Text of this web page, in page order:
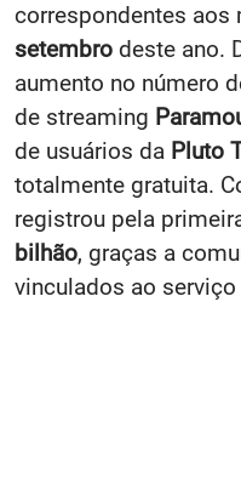
correspondentes aos
setembro deste ano.
aumento no número
de streaming
de usuários da Pluto
totalmente gratuita.
registrou pela
bilhão, graças a
vinculados ao serviço